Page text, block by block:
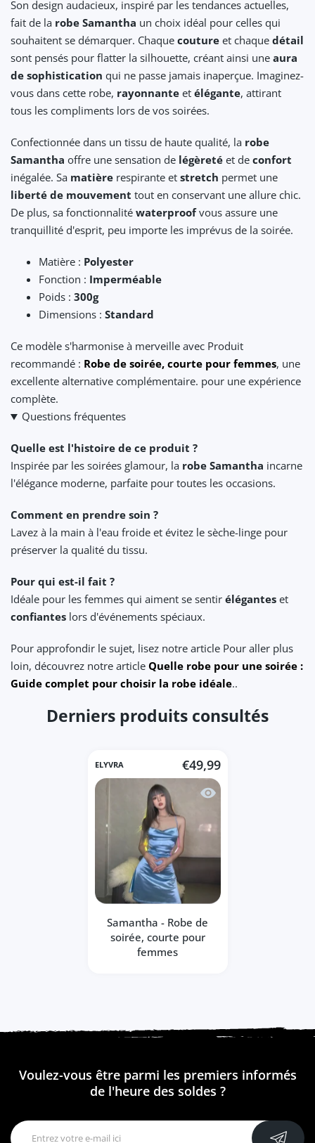
Son design audacieux, inspiré par les tendances actuelles,
fait de la robe Samantha un choix idéal pour celles qui
souhaitent se démarquer. Chaque couture et chaque détail
sont pensés pour flatter la silhouette, créant ainsi une aura
de sophistication qui ne passe jamais inaperçue. Imaginez-
vous dans cette robe, rayonnante et élégante, attirant
tous les compliments lors de vos soirées.
Confectionnée dans un tissu de haute qualité, la robe
Samantha offre une sensation de légèreté et de confort
inégalée. Sa matière respirante et stretch permet une
liberté de mouvement tout en conservant une allure chic.
De plus, sa fonctionnalité waterproofvous assure une
tranquillité d'esprit, peu importe les imprévus de la soirée.
Matière : Polyester
Fonction : Imperméable
Poids : 300g
Dimensions : Standard
Ce modèle s'harmonise à merveille avec Produit
recommandé : Robe de soirée, courte pour femmes, une
excellente alternative complémentaire. pour une expérience
complète.
Questions fréquentes
Quelle est l'histoire de ce produit ?
Inspirée par les soirées glamour, la robe Samantha incarne
l'élégance moderne, parfaite pour toutes les occasions.
Comment en prendre soin ?
Lavez à la main à l'eau froide et évitez le sèche-linge pour
préserver la qualité du tissu.
Pour qui est-il fait ?
Idéale pour les femmes qui aiment se sentir élégantes et
confiantes lors d'événements spéciaux.
Pour approfondir le sujet, lisez notre article Pour aller plus
loin, découvrez notre article Quelle robe pour une soirée :
Guide complet pour choisir la robe idéale..
Derniers produits consultés
ELYVRA €49,99
Aperçu rapide
Samantha - Robe de
soirée, courte pour
femmes
Voulez-vous être parmi les premiers informés
de l'heure des soldes ?